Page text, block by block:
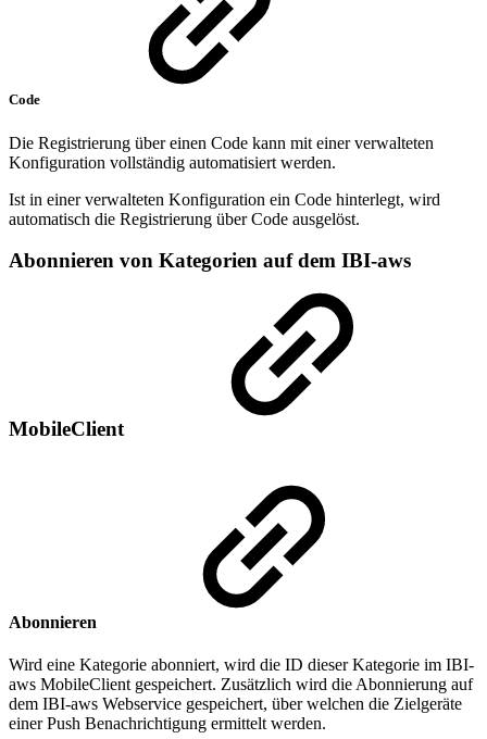
Code
Die Registrierung über einen Code kann mit einer verwalteten
Konfiguration vollständig automatisiert werden.
Ist in einer verwalteten Konfiguration ein Code hinterlegt, wird
automatisch die Registrierung über Code ausgelöst.
Abonnieren von Kategorien auf dem IBI-aws
MobileClient
Abonnieren
Wird eine Kategorie abonniert, wird die ID dieser Kategorie im IBI-
aws MobileClient gespeichert. Zusätzlich wird die Abonnierung auf
dem IBI-aws Webservice gespeichert, über welchen die Zielgeräte
einer Push Benachrichtigung ermittelt werden.